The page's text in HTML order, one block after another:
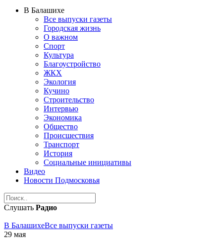
В Балашихе
Все выпуски газеты
Городская жизнь
О важном
Спорт
Культура
Благоустройство
ЖКХ
Экология
Кучино
Строительство
Интервью
Экономика
Общество
Происшествия
Транспорт
История
Социальные инициативы
Видео
Новости Подмосковья
Слушать Радио
В БалашихеВсе выпуски газеты
29 мая